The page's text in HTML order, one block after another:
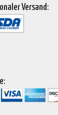
Versand: